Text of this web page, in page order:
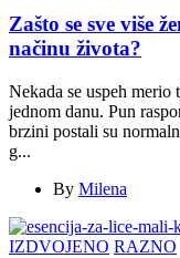
Zašto se sve više
načinu života?
Nekada se uspeh
jednom danu. Pun
brzini postali su
g...
By Milena
IZDVOJENO RAZNO